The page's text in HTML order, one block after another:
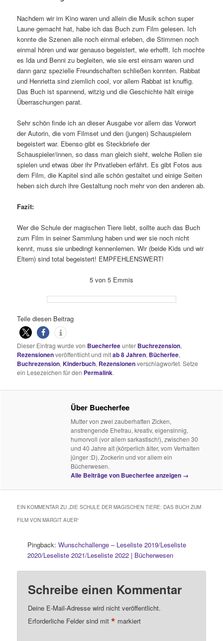
Nachdem wir im Kino waren und allein die Musik schon super
Laune gemacht hat, habe ich das Buch zum Film gelesen. Ich
konnte die Szenen alle noch einmal erleben, die Stimmen noch
einmal hören und war genauso begeistert, wie erhofft. Ich mochte
es Ida und Benni zu begleiten, wie sie erst einsam waren und
dann ganz spezielle Freundschaften schließen konnten. Rabbat
und Henrietta sind ziemlich cool, vor allem Rabbat ist knuffig.
Das Buch ist spannend, witzig und die Geschichte hält einige
Überraschungen parat.
Sehr schön finde ich an dieser Ausgabe vor allem das Vorwort
der Autorin, die vom Filmset und den (jungen) Schauspielern
begeistert war. Ebenso gibt es Steckbriefe der
Schauspieler/innen, so dass man gleich sieht, welche Rollen sie
spielen und etwas über ihr Privatleben erfährt. Es gibt Fotos aus
dem Film, die Kapitel sind alle schön gestaltet und einige Seiten
heben sich durch ihre Gestaltung noch mehr von den anderen ab.
Fazit:
Wer die Schule der magischen Tiere liebt, sollte auch das Buch
zum Film in seiner Sammlung haben und wer sie noch nicht
kennt, muss sie unbedingt kennenlernen. Wir (beide Kids und wir
Eltern) sind total begeistert! EMPFEHLENSWERT!
5 von 5 Emmis
Teile diesen Beitrag
Dieser Eintrag wurde von Buecherfeeunter Buchrezension,
Rezensionenveröffentlicht und mitab 8 Jahren, Bücherfee,
Buchrezension,Kinderbuch, Rezensionenverschlagwortet. Setze
ein Lesezeichen für den Permalink.
Über Buecherfee
Mutter von zwei zauberhaften Zicken,
anstrengende Ehefrau, kreativ, eigensinnig,
humorvoll (vor allem sarkastisch!), zwischen 30
und 40 Jahre alt (körperlich älter, vom Verhalten
jünger :D), Zockerin und vor allem ein
Bücherwesen.
Alle Beiträge von Buecherfee anzeigen →
EIN KOMMENTAR ZU „DIE SCHULE DER MAGISCHEN TIERE: DAS BUCH ZUM
FILM VON MARGIT AUER“
Pingback:Wunschchallenge – Leseliste 2019/Leseliste
2020/Leseliste 2021/Leseliste 2022 | Bücherwesen
Schreibe einen Kommentar
Deine E-Mail-Adresse wird nicht veröffentlicht.
Erforderliche Felder sind mit* markiert